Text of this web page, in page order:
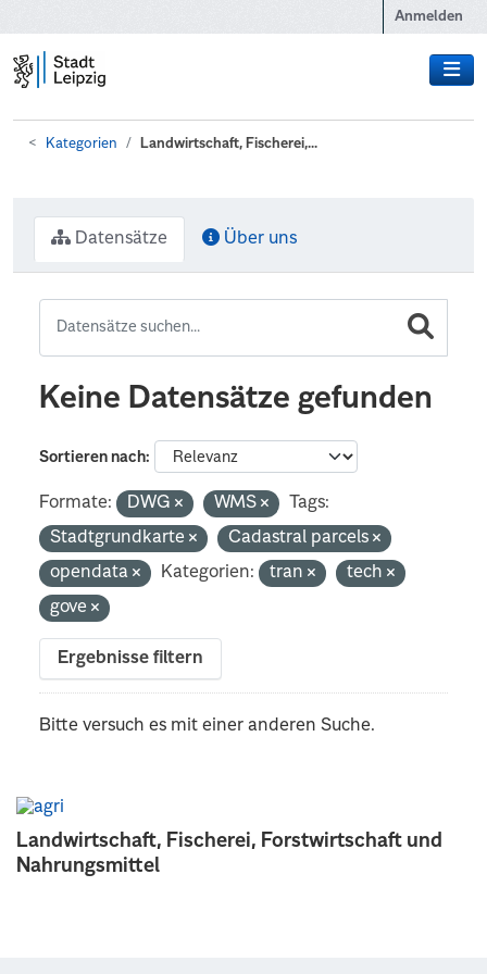
Anmelden
Kategorien Landwirtschaft, Fischerei,...
Landwirtschaft, Fischerei, Forstwirtschaft und
Nahrungsmittel
Datensätze Über uns
Keine Datensätze gefunden
Sortieren nach
Formate: DWG WMS
Tags:
Stadtgrundkarte
Cadastral parcels
opendata
Kategorien: tran
tech
gove
Ergebnisse filtern
Bitte versuch es mit einer anderen Suche.